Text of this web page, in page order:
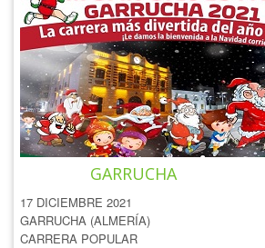
III SAN SILVESTRE DE
GARRUCHA
17 DICIEMBRE 2021
GARRUCHA (ALMERÍA)
CARRERA POPULAR